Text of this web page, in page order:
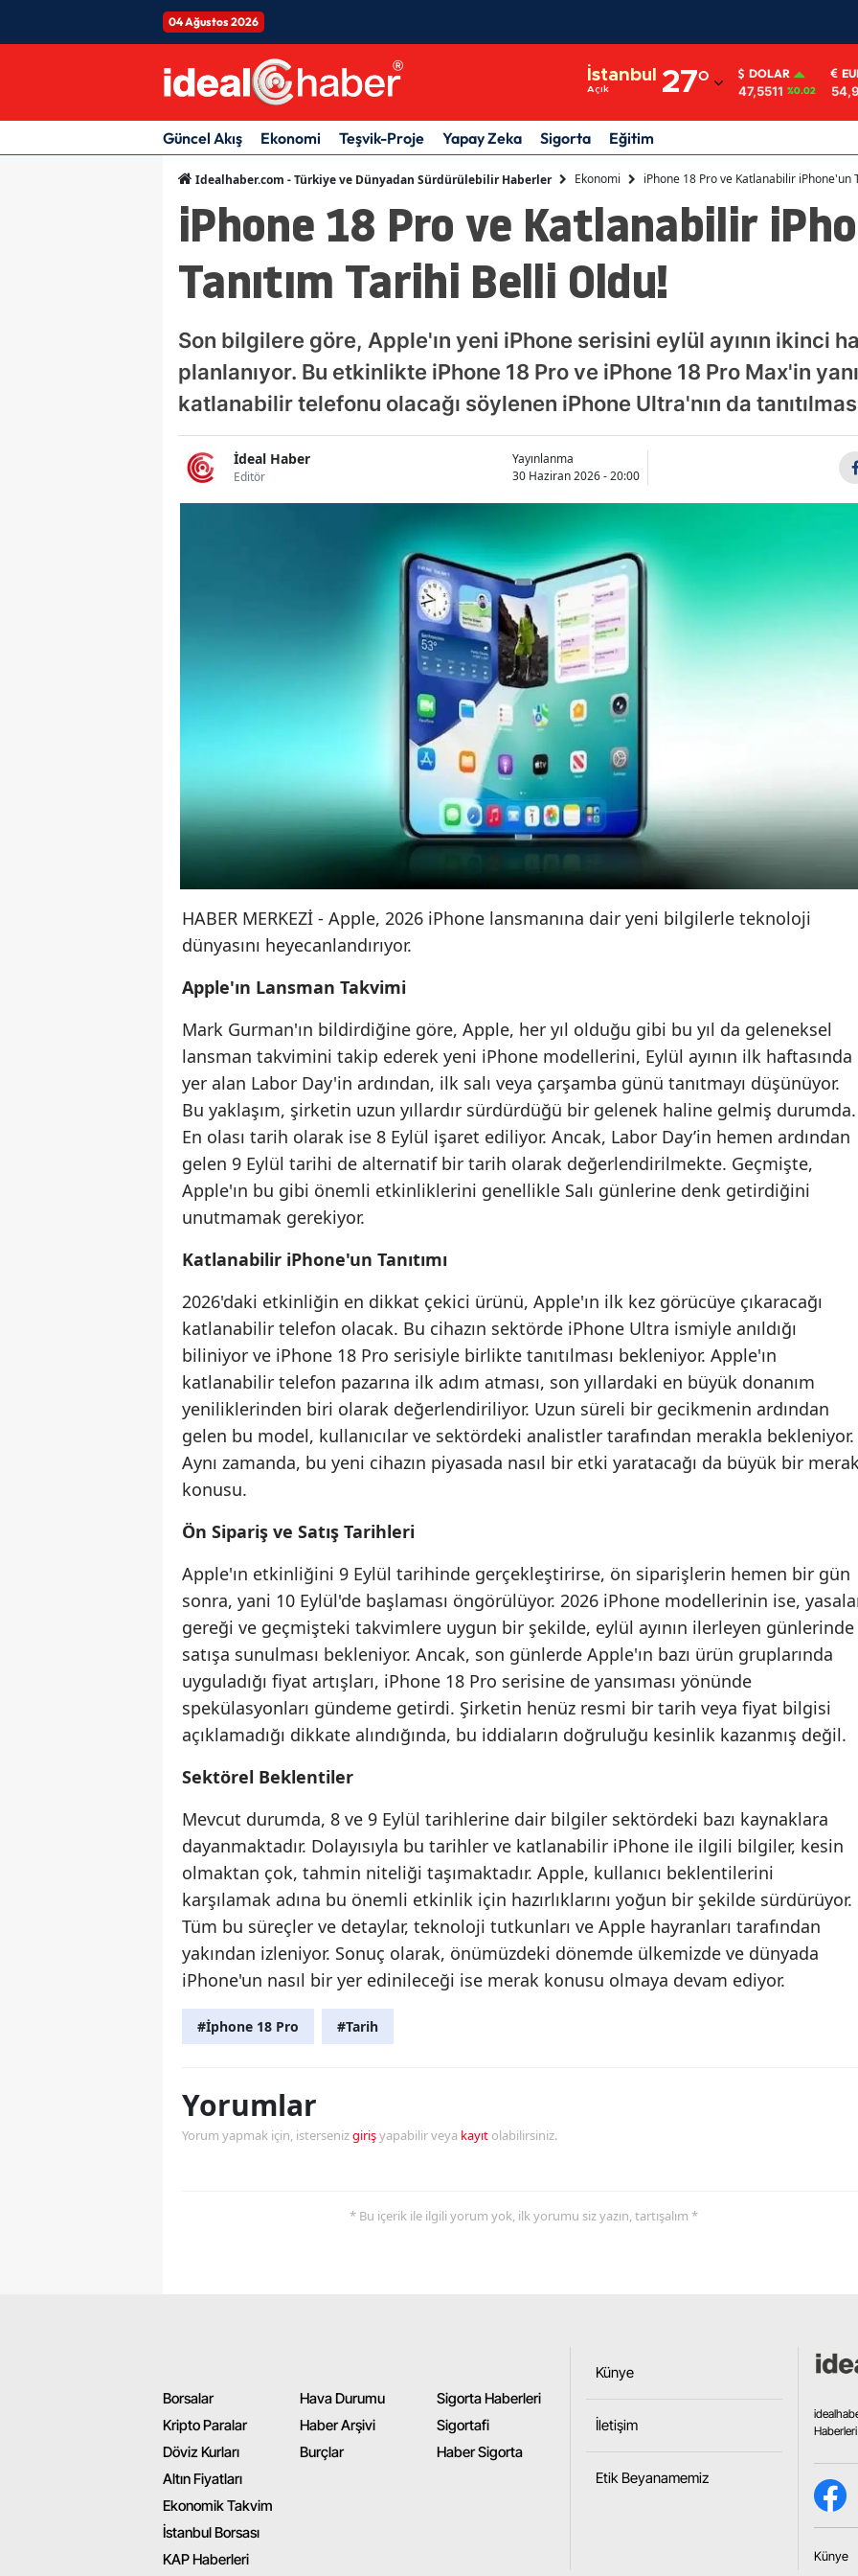
04 Ağustos 2026
İstanbul
Açık 27°
Adıyaman
Afyonkarahisar
Ağrı
Amasya
Antalya
Artvin
Aydın
Balıkesir
Bitlis
Bolu
Burdur
Bursa
Çankırı
Çorum
Denizli
Diyarbakır
Edirne
Elazığ
Eskişehir
Gaziantep
Giresun
Gümüşhane
Hakkari
Mersin
İstanbul
İzmir
Kars
Kastamonu
Kırşehir
Kocaeli
Konya
Kütahya
Malatya
Kahramanmaraş
Mardin
Muğla
Muş
Nevşehir
Siirt
Tokat
Trabzon
DOLAR
47,5511 %0.02
Güncel Akış Ekonomi Teşvik-Proje Yapay Zeka Sigorta Eğitim
Idealhaber.com - Türkiye ve Dünyadan Sürdürülebilir Haberler Ekonomi iPhone 18 Pro ve Katlanabilir iPhone'un
iPhone 18 Pro ve Katlanabilir
Tanıtım Tarihi Belli Oldu!
Son bilgilere göre, Apple'ın yeni iPhone serisini eylül ayının ikinci
planlanıyor. Bu etkinlikte iPhone 18 Pro ve iPhone 18 Pro Max'in
katlanabilir telefonu olacağı söylenen iPhone Ultra'nın da
İdeal Haber
Editör
Yayınlanma
30 Haziran 2026 - 20:00
HABER MERKEZİ - Apple, 2026 iPhone lansmanına dair yeni bilgilerle teknoloji
dünyasını heyecanlandırıyor.
Apple'ın Lansman Takvimi
Mark Gurman'ın bildirdiğine göre, Apple, her yıl olduğu gibi bu yıl da geleneksel
lansman takvimini takip ederek yeni iPhone modellerini, Eylül ayının ilk haftasında
yer alan Labor Day'in ardından, ilk salı veya çarşamba günü tanıtmayı düşünüyor.
Bu yaklaşım, şirketin uzun yıllardır sürdürdüğü bir gelenek haline gelmiş durumda.
En olası tarih olarak ise 8 Eylül işaret ediliyor. Ancak, Labor Day’in hemen ardından
gelen 9 Eylül tarihi de alternatif bir tarih olarak değerlendirilmekte. Geçmişte,
Apple'ın bu gibi önemli etkinliklerini genellikle Salı günlerine denk getirdiğini
unutmamak gerekiyor.
Katlanabilir iPhone'un Tanıtımı
2026'daki etkinliğin en dikkat çekici ürünü, Apple'ın ilk kez görücüye çıkaracağı
katlanabilir telefon olacak. Bu cihazın sektörde iPhone Ultra ismiyle anıldığı
biliniyor ve iPhone 18 Pro serisiyle birlikte tanıtılması bekleniyor. Apple'ın
katlanabilir telefon pazarına ilk adım atması, son yıllardaki en büyük donanım
yeniliklerinden biri olarak değerlendiriliyor. Uzun süreli bir gecikmenin ardından
gelen bu model, kullanıcılar ve sektördeki analistler tarafından merakla bekleniyor.
Aynı zamanda, bu yeni cihazın piyasada nasıl bir etki yaratacağı da büyük bir
konusu.
Ön Sipariş ve Satış Tarihleri
Apple'ın etkinliğini 9 Eylül tarihinde gerçekleştirirse, ön siparişlerin hemen bir gün
sonra, yani 10 Eylül'de başlaması öngörülüyor. 2026 iPhone modellerinin ise,
gereği ve geçmişteki takvimlere uygun bir şekilde, eylül ayının ilerleyen günlerinde
satışa sunulması bekleniyor. Ancak, son günlerde Apple'ın bazı ürün gruplarında
uyguladığı fiyat artışları, iPhone 18 Pro serisine de yansıması yönünde
spekülasyonları gündeme getirdi. Şirketin henüz resmi bir tarih veya fiyat bilgisi
açıklamadığı dikkate alındığında, bu iddiaların doğruluğu kesinlik kazanmış değil.
Sektörel Beklentiler
Mevcut durumda, 8 ve 9 Eylül tarihlerine dair bilgiler sektördeki bazı kaynaklara
dayanmaktadır. Dolayısıyla bu tarihler ve katlanabilir iPhone ile ilgili bilgiler, kesin
olmaktan çok, tahmin niteliği taşımaktadır. Apple, kullanıcı beklentilerini
karşılamak adına bu önemli etkinlik için hazırlıklarını yoğun bir şekilde sürdürüyor.
Tüm bu süreçler ve detaylar, teknoloji tutkunları ve Apple hayranları tarafından
yakından izleniyor. Sonuç olarak, önümüzdeki dönemde ülkemizde ve dünyada
iPhone'un nasıl bir yer edinileceği ise merak konusu olmaya devam ediyor.
#İphone 18 Pro #Tarih
Yorumlar
Yorum yapmak için, istersenizgirişyapabilir veya kayıt olabilirsiniz.
* Bu içerik ile ilgili yorum yok, ilk yorumu siz yazın, tartışalım *
Borsalar
Kripto Paralar
Döviz Kurları
Altın Fiyatları
Ekonomik Takvim
İstanbul Borsası
KAP Haberleri
Hava Durumu
Haber Arşivi
Burçlar
Sigorta Haberleri
Sigortafi
Haber Sigorta
Künye
İletişim
Etik Beyanamemiz
Haberleri
Künye